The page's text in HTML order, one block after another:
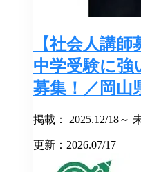
【社会人講
中学受験に強
募集！／岡山
掲載： 2025.12/18～
更新：2026.07/17